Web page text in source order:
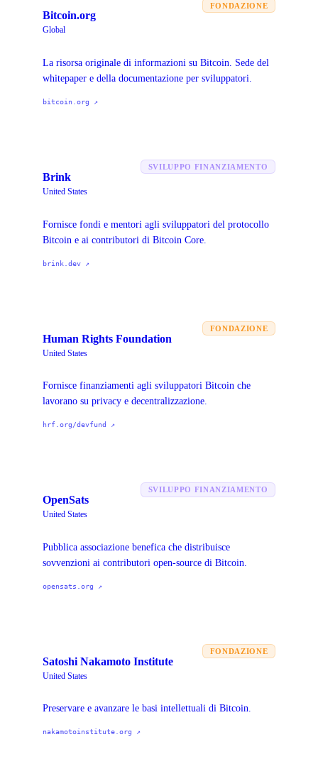
Bitcoin.org
Global
FONDAZIONE
La risorsa originale di informazioni su Bitcoin. Sede del
whitepaper e della documentazione per sviluppatori.
bitcoin.org ↗
Brink
United States
SVILUPPO FINANZIAMENTO
Fornisce fondi e mentori agli sviluppatori del protocollo
Bitcoin e ai contributori di Bitcoin Core.
brink.dev ↗
Human Rights Foundation
United States
FONDAZIONE
Fornisce finanziamenti agli sviluppatori Bitcoin che
lavorano su privacy e decentralizzazione.
hrf.org/devfund ↗
OpenSats
United States
SVILUPPO FINANZIAMENTO
Pubblica associazione benefica che distribuisce
sovvenzioni ai contributori open-source di Bitcoin.
opensats.org ↗
Satoshi Nakamoto Institute
United States
FONDAZIONE
Preservare e avanzare le basi intellettuali di Bitcoin.
nakamotoinstitute.org ↗